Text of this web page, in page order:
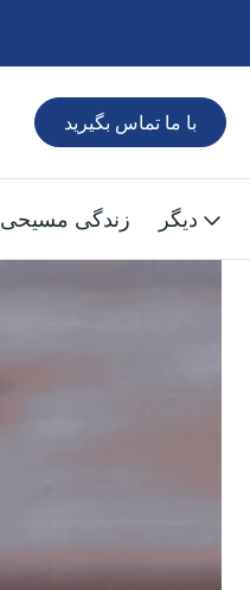
با ما تماس بگیرید
زندگی مسیحی دیگر